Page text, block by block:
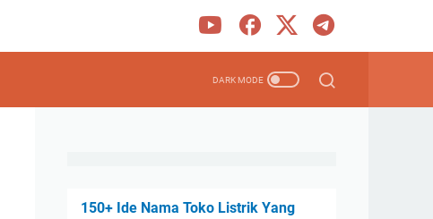
150+ Ide Nama Toko Listrik Yang